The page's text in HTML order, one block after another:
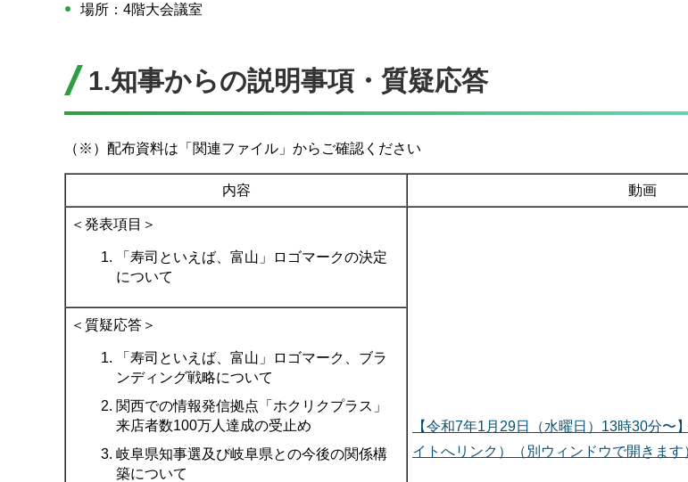
場所：4階大会議室
1.知事からの説明事項・質疑応答
（※）配布資料は「関連ファイル」からご確認ください
内容 動画
＜発表項目＞
「寿司といえば、富山」ロゴマークの決定
について
【令和7年1月29日（水曜日）13時30分〜
イトへリンク）（別ウィンドウで開きます
＜質疑応答＞
「寿司といえば、富山」ロゴマーク、ブラ
ンディング戦略について
関西での情報発信拠点「ホクリクプラス」
来店者数100万人達成の受止め
岐阜県知事選及び岐阜県との今後の関係構
築について